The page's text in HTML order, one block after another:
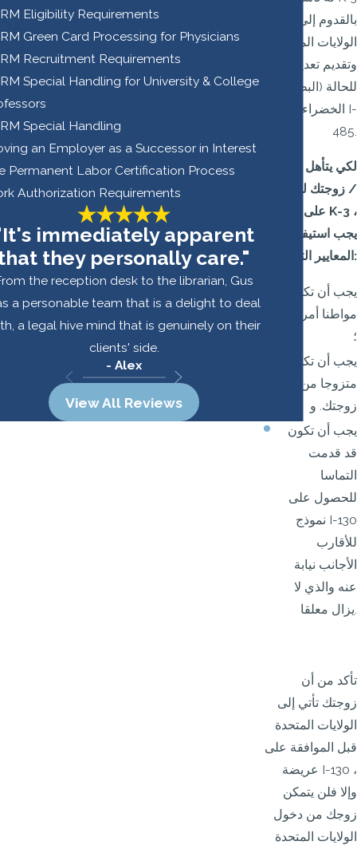
بالقدوم إلى
الولايات المتحدة
وتقديم تعديل
للحالة (البطاقة
الخضراء) طلب I-
485.
لكي يتأهل زوجك
/ زوجتك للحصول
على تأشيرة K-3 ،
يجب استيفاء
المعايير التالية:
يجب أن تكون
مواطنا أمريكيا
؛
يجب أن تكون
متزوجا من
زوجتك. و
يجب أن تكون
قد قدمت
التماسا
للحصول على
نموذج I-130
للأقارب
الأجانب نيابة
عنه والذي لا
يزال معلقا.
تأكد من أن
زوجتك تأتي إلى
الولايات المتحدة
قبل الموافقة على
عريضة I-130 ،
وإلا فلن يتمكن
زوجك من دخول
الولايات المتحدة
Eligibility Requirements
Green Card Processing for Physicians
Recruitment Requirements
Special Handling for University & College
Special Handling
an Employer as a Successor in Interest
Permanent Labor Certification Process
Authorization Requirements
immediately apparent
they personally care."
the reception desk to the librarian, Gus
a personable team that is a delight to deal
a legal hive mind that is genuinely on their
clients' side.
- Alex
View All Reviews